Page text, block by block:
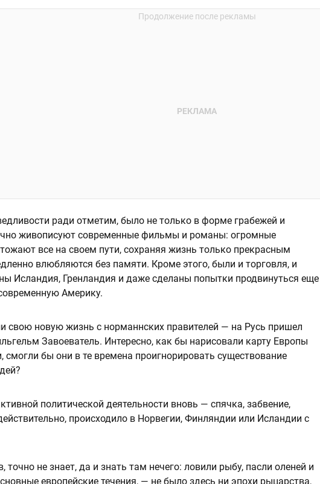
ради отметим, было не только в форме грабежей и
живописуют современные фильмы и романы: огромные
все на своем пути, сохраняя жизнь только прекрасным
влюбляются без памяти. Кроме этого, были и торговля, и
Исландия, Гренландия и даже сделаны попытки продвинуться еще
Америку.
свою новую жизнь с норманнских правителей — на Русь пришел
Завоеватель. Интересно, как бы нарисовали карту Европы
бы они в те времена проигнорировать существование
политической деятельности вновь — спячка, забвение,
происходило в Норвегии, Финляндии или Исландии с
точно не знает, да и знать там нечего: ловили рыбу, пасли оленей и
европейские течения, — не было здесь ни эпохи рыцарства,